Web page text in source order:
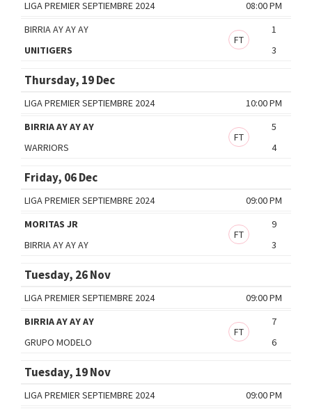
08:00 PM
LIGA PREMIER SEPTIEMBRE 2024
BIRRIA AY AY AY
1
FT
UNITIGERS
3
Thursday, 19 Dec
10:00 PM
LIGA PREMIER SEPTIEMBRE 2024
BIRRIA AY AY AY
5
FT
WARRIORS
4
Friday, 06 Dec
09:00 PM
LIGA PREMIER SEPTIEMBRE 2024
MORITAS JR
9
FT
BIRRIA AY AY AY
3
Tuesday, 26 Nov
09:00 PM
LIGA PREMIER SEPTIEMBRE 2024
BIRRIA AY AY AY
7
FT
GRUPO MODELO
6
Tuesday, 19 Nov
09:00 PM
LIGA PREMIER SEPTIEMBRE 2024